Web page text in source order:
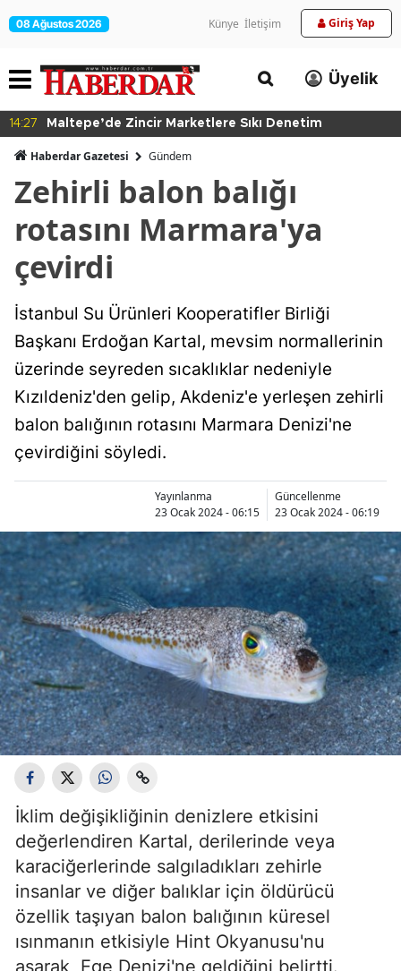
08 Ağustos 2026 Künye İletişim Giriş Yap
Üyelik
14:27 Maltepe’de Zincir Marketlere Sıkı Denetim
Haberdar Gazetesi Gündem
Zehirli balon balığı
rotasını Marmara'ya
çevirdi
İstanbul Su Ürünleri Kooperatifler Birliği
Başkanı Erdoğan Kartal, mevsim normallerinin
üzerinde seyreden sıcaklıklar nedeniyle
Kızıldeniz'den gelip, Akdeniz'e yerleşen zehirli
balon balığının rotasını Marmara Denizi'ne
çevirdiğini söyledi.
Yayınlanma
23 Ocak 2024 - 06:15
Güncellenme
23 Ocak 2024 - 06:19
İklim değişikliğinin denizlere etkisini
değerlendiren Kartal, derilerinde veya
karaciğerlerinde salgıladıkları zehirle
insanlar ve diğer balıklar için öldürücü
özellik taşıyan balon balığının küresel
ısınmanın etkisiyle Hint Okyanusu'nu
aşarak, Ege Denizi'ne geldiğini belirtti.